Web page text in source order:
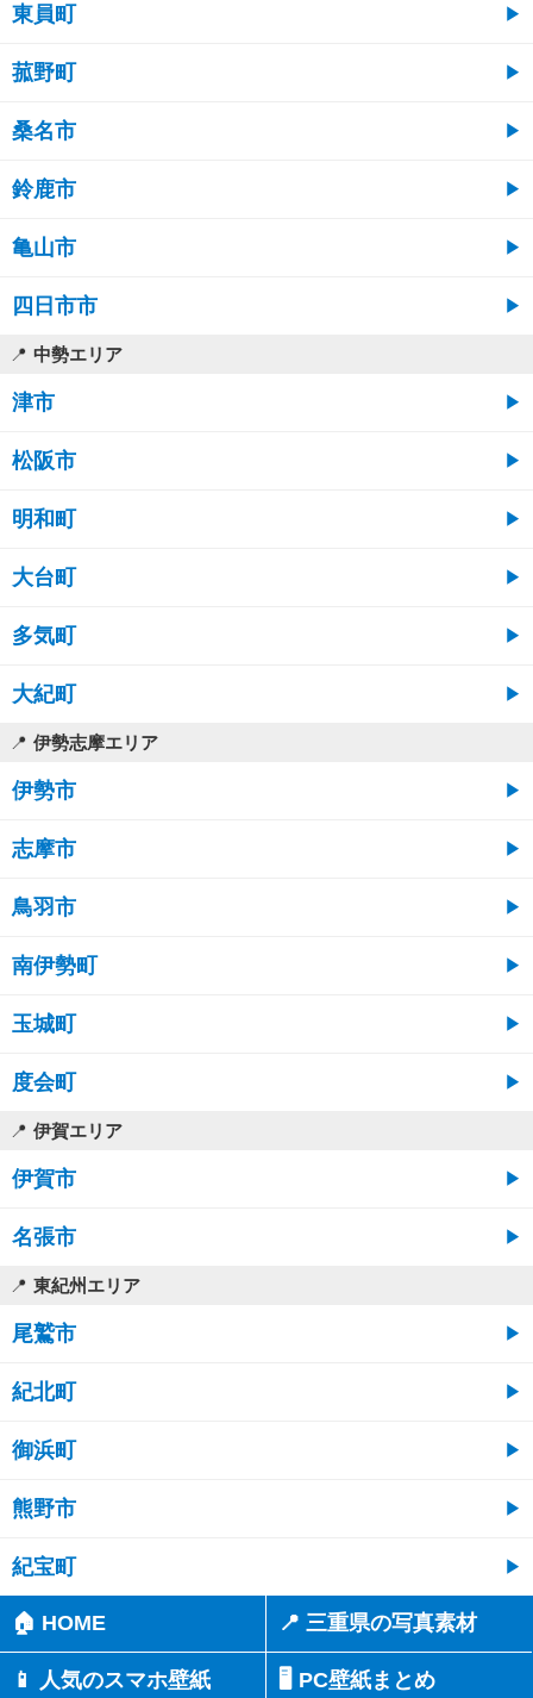
東員町
菰野町
桑名市
鈴鹿市
亀山市
四日市市
中勢エリア
津市
松阪市
明和町
大台町
多気町
大紀町
伊勢志摩エリア
伊勢市
志摩市
鳥羽市
南伊勢町
玉城町
度会町
伊賀エリア
伊賀市
名張市
東紀州エリア
尾鷲市
紀北町
御浜町
熊野市
紀宝町
🏠 HOME 📍 三重県の写真素材
📱 人気のスマホ壁紙 🖥️ PC壁紙まとめ